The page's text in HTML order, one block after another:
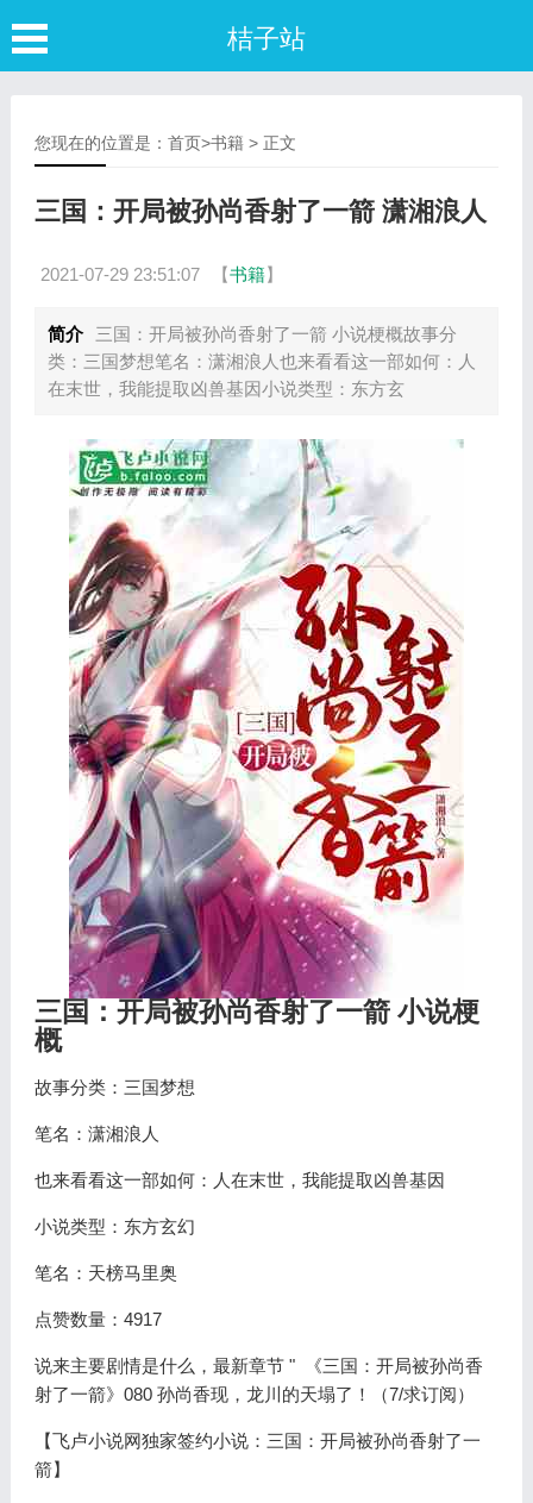
桔子站
您现在的位置是： 首页>书籍> 正文
三国：开局被孙尚香射了一箭 潇湘浪人
2021-07-29 23:51:07 【书籍】
简介
三国：开局被孙尚香射了一箭 小说梗概故事分
类：三国梦想笔名：潇湘浪人也来看看这一部如何：人
在末世，我能提取凶兽基因小说类型：东方玄
三国：开局被孙尚香射了一箭 小说梗
概
故事分类：三国梦想
笔名：潇湘浪人
也来看看这一部如何：人在末世，我能提取凶兽基因
小说类型：东方玄幻
笔名：天榜马里奥
点赞数量：4917
说来主要剧情是什么，最新章节 " 《三国：开局被孙尚香
射了一箭》080 孙尚香现，龙川的天塌了！（7/求订阅）
【飞卢小说网独家签约小说：三国：开局被孙尚香射了一
箭】